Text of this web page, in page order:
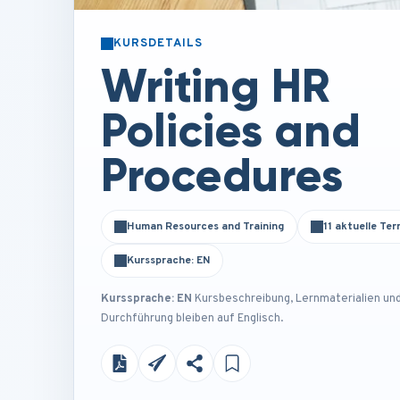
KURSDETAILS
Writing HR
Policies and
Procedures
Human Resources and Training 11 aktuelle
Kurssprache: EN
Kurssprache: EN Kursbeschreibung, Lernmaterialien
Durchführung bleiben auf Englisch.